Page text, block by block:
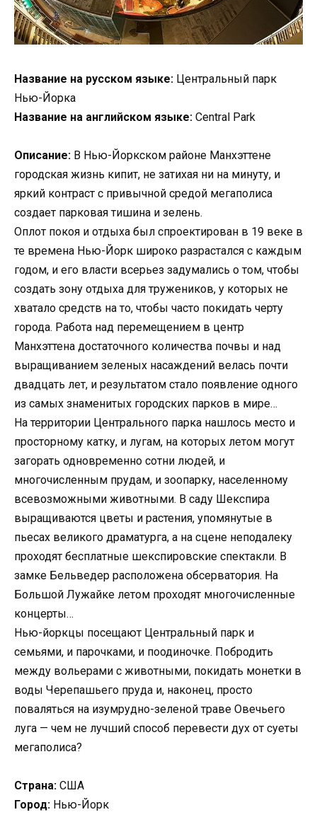
Название на русском языке: Центральный парк
Нью-Йорка
Название на английском языке: Central Park
Описание: В Нью-Йоркском районе Манхэттене
городская жизнь кипит, не затихая ни на минуту, и
яркий контраст с привычной средой мегаполиса
создает парковая тишина и зелень.
Оплот покоя и отдыха был спроектирован в 19 веке в
те времена Нью-Йорк широко разрастался с каждым
годом, и его власти всерьез задумались о том, чтобы
создать зону отдыха для тружеников, у которых не
хватало средств на то, чтобы часто покидать черту
города. Работа над перемещением в центр
Манхэттена достаточного количества почвы и над
выращиванием зеленых насаждений велась почти
двадцать лет, и результатом стало появление одного
из самых знаменитых городских парков в мире…
На территории Центрального парка нашлось место и
просторному катку, и лугам, на которых летом могут
загорать одновременно сотни людей, и
многочисленным прудам, и зоопарку, населенному
всевозможными животными. В саду Шекспира
выращиваются цветы и растения, упомянутые в
пьесах великого драматурга, а на сцене неподалеку
проходят бесплатные шекспировские спектакли. В
замке Бельведер расположена обсерватория. На
Большой Лужайке летом проходят многочисленные
концерты…
Нью-йоркцы посещают Центральный парк и
семьями, и парочками, и поодиночке. Побродить
между вольерами с животными, покидать монетки в
воды Черепашьего пруда и, наконец, просто
поваляться на изумрудно-зеленой траве Овечьего
луга — чем не лучший способ перевести дух от суеты
мегаполиса?
Страна: США
Город: Нью-Йорк